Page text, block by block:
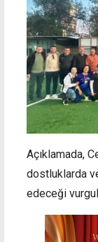
Açıklamada,
dostluklarda
edeceği